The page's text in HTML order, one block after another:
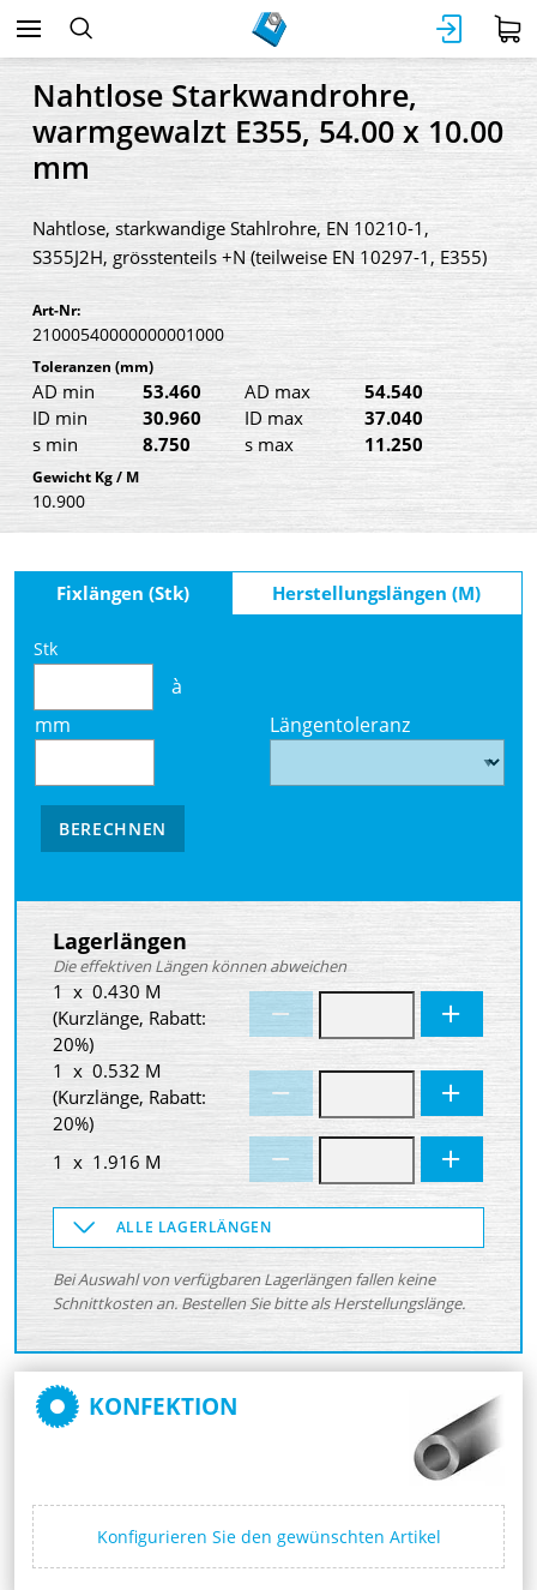
Nahtlose Starkwandrohre,
warmgewalzt E355, 54.00 x 10.00
mm
Nahtlose, starkwandige Stahlrohre, EN 10210-1,
S355J2H, grösstenteils +N (teilweise EN 10297-1, E355)
Art-Nr:
21000540000000001000
Toleranzen (mm)
AD min 53.460 AD max
54.540
ID min
30.960 ID max
37.040
s min
8.750 s max 11.250
Gewicht Kg / M
10.900
Fixlängen (Stk) Herstellungslängen (M)
Stk
à
mm
Längentoleranz
BERECHNEN
Lagerlängen
Die effektiven Längen können abweichen
1 x 0.430 M
(Kurzlänge, Rabatt:
20%)
1 x 0.532 M
(Kurzlänge, Rabatt:
20%)
1 x 1.916 M
ALLE LAGERLÄNGEN
Bei Auswahl von verfügbaren Lagerlängen fallen keine
Schnittkosten an. Bestellen Sie bitte als Herstellungslänge.
KONFEKTION
Konfigurieren Sie den gewünschten Artikel